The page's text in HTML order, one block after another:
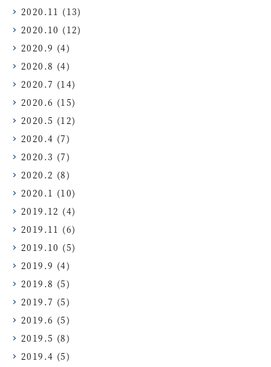
2020.11 (13)
2020.10 (12)
2020.9 (4)
2020.8 (4)
2020.7 (14)
2020.6 (15)
2020.5 (12)
2020.4 (7)
2020.3 (7)
2020.2 (8)
2020.1 (10)
2019.12 (4)
2019.11 (6)
2019.10 (5)
2019.9 (4)
2019.8 (5)
2019.7 (5)
2019.6 (5)
2019.5 (8)
2019.4 (5)